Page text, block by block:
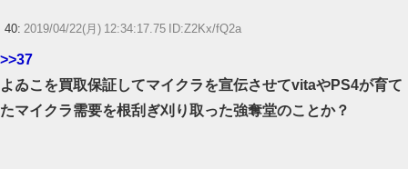
40: 2019/04/22(月) 12:34:17.75 ID:Z2Kx/fQ2a
>>37
よゐこを買取保証してマイクラを宣伝させてvitaやPS4が育て
たマイクラ需要を根刮ぎ刈り取った強奪堂のことか？